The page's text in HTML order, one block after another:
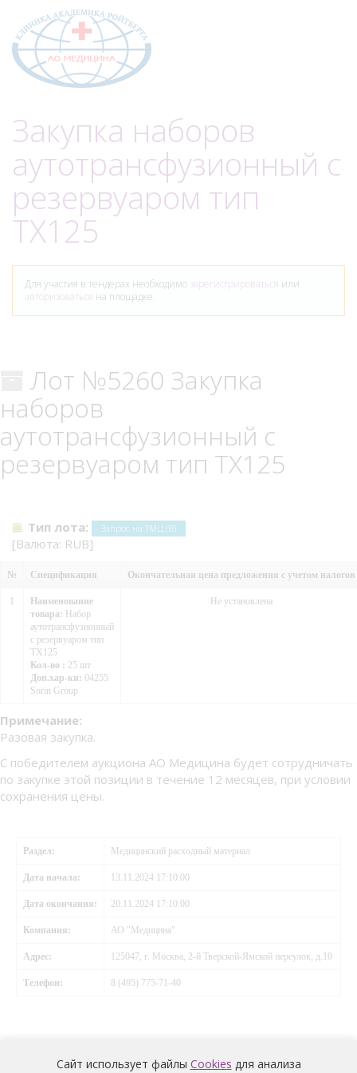
Закупка наборов
аутотрансфузионный с
резервуаром тип
TX125
Для участия в тендерах необходимо зарегистрироваться или
авторизоваться на площадке.
Лот №5260 Закупка
наборов
аутотрансфузионный с
резервуаром тип TX125
Тип лота: Запрос на ТМЦ (В)
[Валюта: RUB]
№ Спецификация Окончательная цена предложения с учетом налогов
Наименование
товара: Набор
аутотрансфузионный
с резервуаром тип
TX125
Кол-во : 25 шт
Доп.хар-ки: 04255
Sorin Group
Не установлена
Примечание:
Разовая закупка.
С победителем аукциона АО Медицина будет сотрудничать
по закупке этой позиции в течение 12 месяцев, при условии
сохранения цены.
Раздел: Медицинский расходный материал
Дата начала: 13.11.2024 17:10:00
Дата окончания: 20.11.2024 17:10:00
Компания: АО "Медицина"
Адрес: 125047, г. Москва, 2-й Тверской-Ямской переулок, д.10
Телефон: 8 (495) 775-71-40
Сайт использует файлы Cookies для анализа